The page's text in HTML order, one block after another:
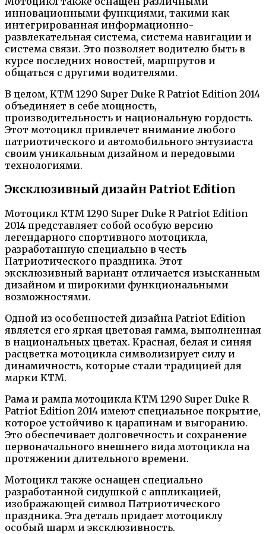
инновационными функциями, такими как
интегрированная информационно-
развлекательная система, система навигации и
система связи. Это позволяет водителю быть в
курсе последних новостей, маршрутов и
общаться с другими водителями.
В целом, KTM 1290 Super Duke R Patriot Edition 2014
объединяет в себе мощность,
производительность и национальную гордость.
Этот мотоцикл привлечет внимание любого
патриотического и автомобильного энтузиаста
своим уникальным дизайном и передовыми
технологиями.
Эксклюзивный дизайн Patriot Edition
Мотоцикл KTM 1290 Super Duke R Patriot Edition
2014 представляет собой особую версию
легендарного спортивного мотоцикла,
разработанную специально в честь
Патриотического праздника. Этот
эксклюзивный вариант отличается изысканным
дизайном и широкими функциональными
возможностями.
Одной из особенностей дизайна Patriot Edition
является его яркая цветовая гамма, выполненная
в национальных цветах. Красная, белая и синяя
расцветка мотоцикла символизирует силу и
динамичность, которые стали традицией для
марки KTM.
Рама и рампа мотоцикла KTM 1290 Super Duke R
Patriot Edition 2014 имеют специальное покрытие,
которое устойчиво к царапинам и выгоранию.
Это обеспечивает долговечность и сохранение
первоначального внешнего вида мотоцикла на
протяжении длительного времени.
Мотоцикл также оснащен специально
разработанной сидушкой с аппликацией,
изображающей символ Патриотического
праздника. Эта деталь придает мотоциклу
особый шарм и эксклюзивность.